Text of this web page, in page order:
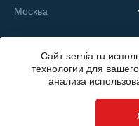
Сайт sernia.ru
технологии для
анализа
Москва